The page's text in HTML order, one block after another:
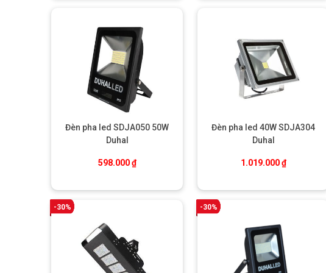
Đèn pha led SDJA050 50W
Duhal
598.000₫
Đèn pha led 40W SDJA304
Duhal
1.019.000₫
-30% -30%